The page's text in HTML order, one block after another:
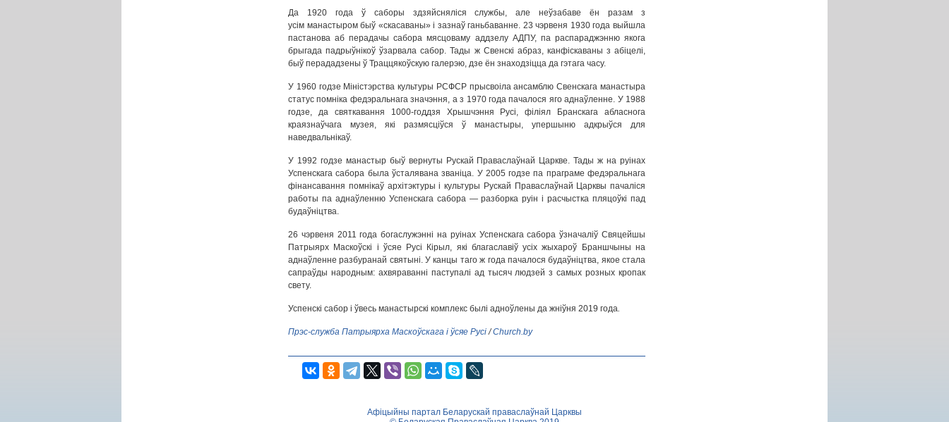
Да 1920 года ў саборы здзяйсняліся службы, але неўзабаве ён разам з
усім манастыром быў «скасаваны» і зазнаў ганьбаванне. 23 чэрвеня 1930 года выйшла
пастанова аб перадачы сабора мясцоваму аддзелу АДПУ, па распараджэнню якога
брыгада падрыўнікоў ўзарвала сабор. Тады ж Свенскі абраз, канфіскаваны з абіцелі,
быў перададзены ў Траццякоўскую галерэю, дзе ён знаходзіцца да гэтага часу.
У 1960 годзе Міністэрства культуры РСФСР прысвоіла ансамблю Свенскага манастыра
статус помніка федэральнага значэння, а з 1970 года пачалося яго аднаўленне. У 1988
годзе, да святкавання 1000-годдзя Хрышчэння Русі, філіял Бранскага абласнога
краязнаўчага музея, які размясціўся ў манастыры, упершыню адкрыўся для
наведвальнікаў.
У 1992 годзе манастыр быў вернуты Рускай Праваслаўнай Царкве. Тады ж на руінах
Успенскага сабора была ўсталявана званіца. У 2005 годзе па праграме федэральнага
фінансавання помнікаў архітэктуры і культуры Рускай Праваслаўнай Царквы пачаліся
работы па аднаўленню Успенскага сабора — разборка руін і расчыстка пляцоўкі пад
будаўніцтва.
26 чэрвеня 2011 года богаслужэнні на руінах Успенскага сабора ўзначаліў Свяцейшы
Патрыярх Маскоўскі і ўсяе Русі Кірыл, які благаславіў усіх жыхароў Браншчыны на
аднаўленне разбуранай святыні. У канцы таго ж года пачалося будаўніцтва, якое стала
сапраўды народным: ахвяраванні паступалі ад тысяч людзей з самых розных кропак
свету.
Успенскі сабор і ўвесь манастырскі комплекс былі адноўлены да жніўня 2019 года.
Прэс-служба Патрыярха Маскоўскага і ўсяе Русі/Church.by
Афіцыйны партал Беларускай праваслаўнай Царквы